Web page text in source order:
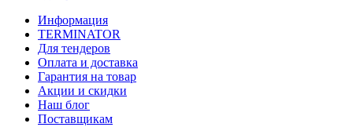
Информация
TERMINATOR
Для тендеров
Оплата и доставка
Гарантия на товар
Акции и скидки
Наш блог
Поставщикам